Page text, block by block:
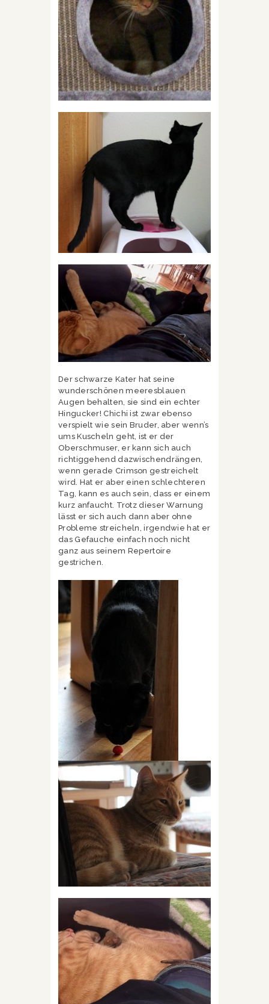
Der schwarze Kater hat seine
wunderschönen meeresblauen
Augen behalten, sie sind ein echter
Hingucker! Chichi ist zwar ebenso
verspielt wie sein Bruder, aber wenn’s
ums Kuscheln geht, ist er der
Oberschmuser, er kann sich auch
richtiggehend dazwischendrängen,
wenn gerade Crimson gestreichelt
wird. Hat er aber einen schlechteren
Tag, kann es auch sein, dass er einem
kurz anfaucht. Trotz dieser Warnung
lässt er sich auch dann aber ohne
Probleme streicheln, irgendwie hat er
das Gefauche einfach noch nicht
ganz aus seinem Repertoire
gestrichen.